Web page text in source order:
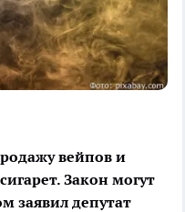
вейпов и
Закон могут
заявил депутат